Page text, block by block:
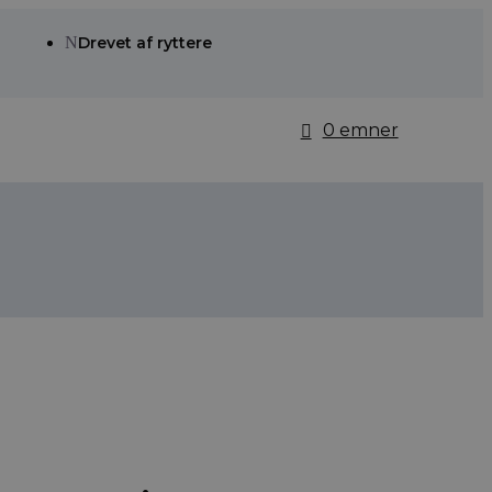
NDrevet af ryttere
0 emner